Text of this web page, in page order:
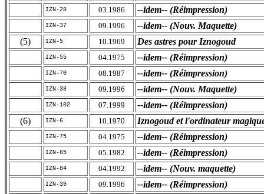
IZN-28 03.1986 --idem-- (Réimpression)
IZN-37 09.1996
--idem-- (Nouv. Maquette)
(5)
IZN-5 10.1969 Des astres pour Iznogoud
IZN-55 04.1975 --idem-- (Réimpression)
IZN-70 08.1987 --idem-- (Réimpression)
IZN-38 09.1996 --idem-- (Nouv. Maquette)
IZN-102 07.1999
--idem-- (Réimpression)
(6)
IZN-6 10.1970 Iznogoud et l'ordinateur
IZN-75 04.1975 --idem-- (Réimpression)
IZN-85 05.1982 --idem-- (Réimpression)
IZN-84 04.1992 --idem-- (Nouv. maquette)
IZN-39 09.1996 --idem-- (Réimpression)